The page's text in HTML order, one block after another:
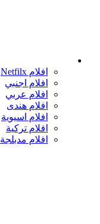
افلام Netfilx
افلام اجنبي
افلام عربي
افلام هندى
افلام اسيوية
افلام تركية
افلام مدبلجة